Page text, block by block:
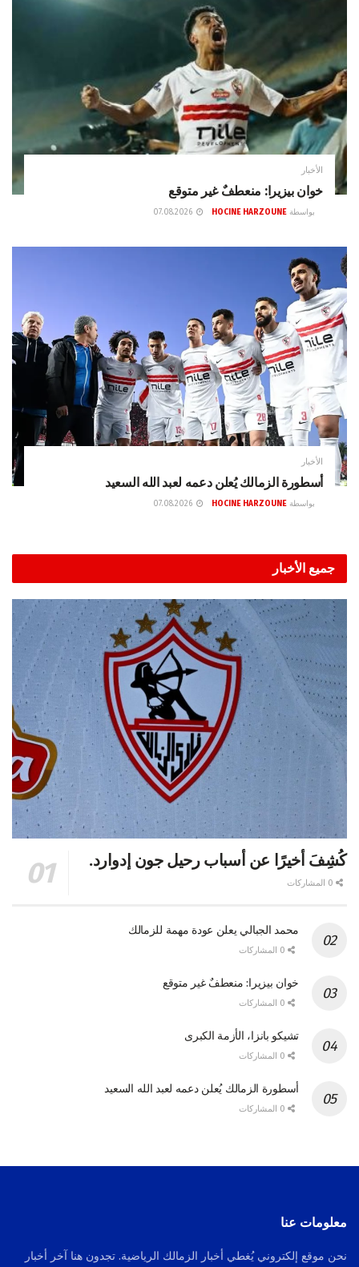
الأخبار
خوان بيزيرا: منعطفٌ غير متوقع
بواسطة HOCINE HARZOUNE
الأخبار
أسطورة الزمالك يُعلن دعمه لعبد الله السعيد
بواسطة HOCINE HARZOUNE
جميع الأخبار
كُشِفَ أخيرًا عن أسباب رحيل جون إدوارد.
محمد الجبالي يعلن عودة مهمة للزمالك
خوان بيزيرا: منعطفٌ غير متوقع
تشيكو بانزا، الأزمة الكبرى
أسطورة الزمالك يُعلن دعمه لعبد الله السعيد
معلومات عنا
نحن موقع إلكتروني يُغطي أخبار الزمالك الرياضية. تجدون هنا آخر أخبار